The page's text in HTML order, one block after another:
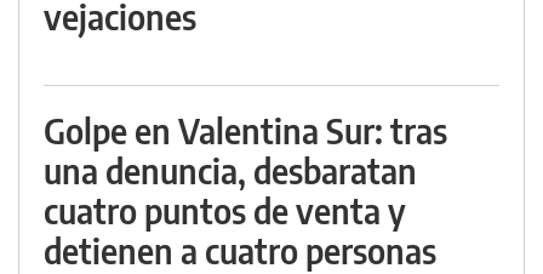
vejaciones
Golpe en Valentina Sur: tras
una denuncia, desbaratan
cuatro puntos de venta y
detienen a cuatro personas